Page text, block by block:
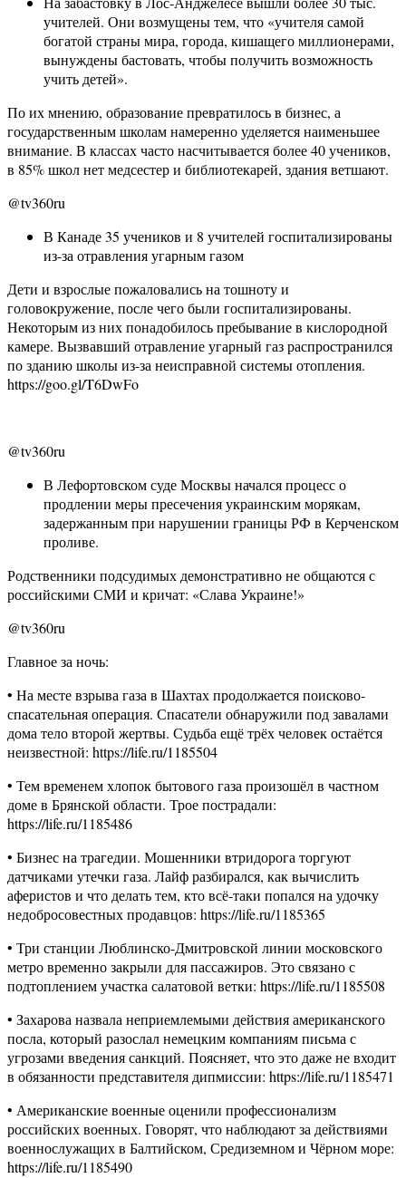
учителей. Они возмущены тем, что «учителя самой
богатой страны мира, города, кишащего миллионерами,
вынуждены бастовать, чтобы получить возможность
учить детей».
По их мнению, образование превратилось в бизнес, а
государственным школам намеренно уделяется наименьшее
внимание. В классах часто насчитывается более 40 учеников,
в 85% школ нет медсестер и библиотекарей, здания ветшают.
@tv360ru
В Канаде 35 учеников и 8 учителей госпитализированы
из-за отравления угарным газом
Дети и взрослые пожаловались на тошноту и
головокружение, после чего были госпитализированы.
Некоторым из них понадобилось пребывание в кислородной
камере. Вызвавший отравление угарный газ распространился
по зданию школы из-за неисправной системы отопления.
https://goo.gl/T6DwFo
@tv360ru
В Лефортовском суде Москвы начался процесс о
продлении меры пресечения украинским морякам,
задержанным при нарушении границы РФ в Керченском
проливе.
Родственники подсудимых демонстративно не общаются с
российскими СМИ и кричат: «Слава Украине!»
@tv360ru
Главное за ночь:
• На месте взрыва газа в Шахтах продолжается поисково-
спасательная операция. Спасатели обнаружили под завалами
дома тело второй жертвы. Судьба ещё трёх человек остаётся
неизвестной: https://life.ru/1185504
• Тем временем хлопок бытового газа произошёл в частном
доме в Брянской области. Трое пострадали:
https://life.ru/1185486
• Бизнес на трагедии. Мошенники втридорога торгуют
датчиками утечки газа. Лайф разбирался, как вычислить
аферистов и что делать тем, кто всё-таки попался на удочку
недобросовестных продавцов: https://life.ru/1185365
• Три станции Люблинско-Дмитровской линии московского
метро временно закрыли для пассажиров. Это связано с
подтоплением участка салатовой ветки: https://life.ru/1185508
• Захарова назвала неприемлемыми действия американского
посла, который разослал немецким компаниям письма с
угрозами введения санкций. Поясняет, что это даже не входит
в обязанности представителя дипмиссии: https://life.ru/1185471
• Американские военные оценили профессионализм
российских военных. Говорят, что наблюдают за действиями
военнослужащих в Балтийском, Средиземном и Чёрном море:
https://life.ru/1185490